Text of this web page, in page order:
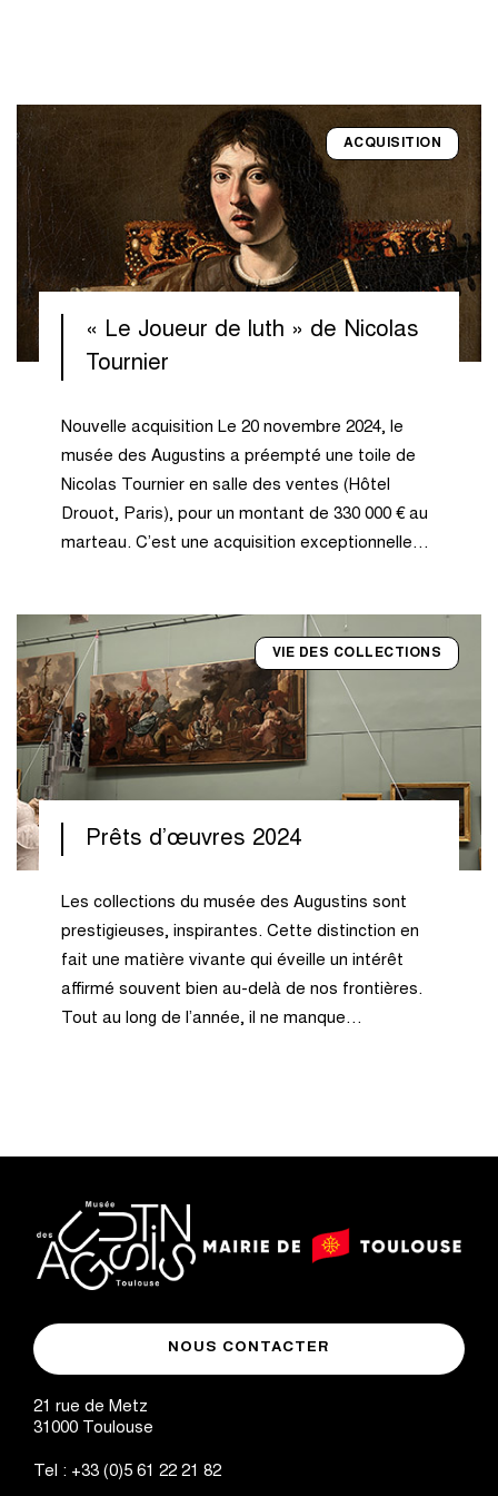
ACQUISITION
« Le Joueur de luth » de Nicolas
Tournier
Nouvelle acquisition Le 20 novembre 2024, le
musée des Augustins a préempté une toile de
Nicolas Tournier en salle des ventes (Hôtel
Drouot, Paris), pour un montant de 330 000 € au
marteau. C’est une acquisition exceptionnelle…
VIE DES COLLECTIONS
Prêts d’œuvres 2024
Les collections du musée des Augustins sont
prestigieuses, inspirantes. Cette distinction en
fait une matière vivante qui éveille un intérêt
affirmé souvent bien au-delà de nos frontières.
Tout au long de l’année, il ne manque…
musée
des
de
NOUS CONTACTER
21 rue de Metz
31000
Toulouse
Tel : +33 (0)5 61 22 21 82